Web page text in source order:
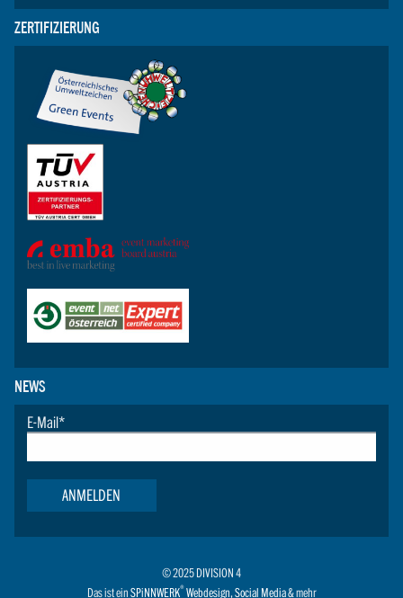
ZERTIFIZIERUNG
NEWS
E-Mail*
ANMELDEN
© 2025 DIVISION 4
Das ist einSPiNNWERK® Webdesign,Social Media& mehr